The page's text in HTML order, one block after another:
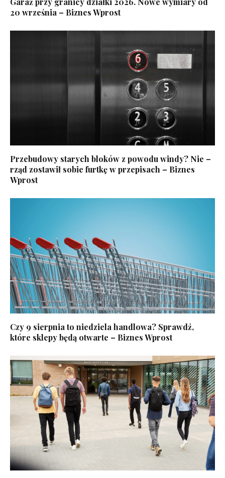
20 września – Biznes Wprost
Przebudowy starych bloków z powodu windy? Nie –
rząd zostawił sobie furtkę w przepisach – Biznes
Wprost
Czy 9 sierpnia to niedziela handlowa? Sprawdź,
które sklepy będą otwarte – Biznes Wprost